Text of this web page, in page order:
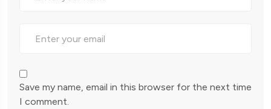
Save my name, email in this browser for the next time
I comment.